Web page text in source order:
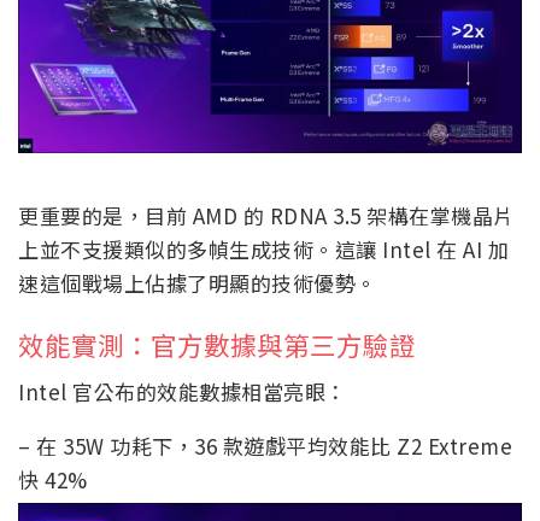
更重要的是，目前 AMD 的 RDNA 3.5 架構在掌機晶片
上並不支援類似的多幀生成技術。這讓 Intel 在 AI 加
速這個戰場上佔據了明顯的技術優勢。
效能實測：官方數據與第三方驗證
Intel 官公布的效能數據相當亮眼：
– 在 35W 功耗下，36 款遊戲平均效能比 Z2 Extreme
快 42%